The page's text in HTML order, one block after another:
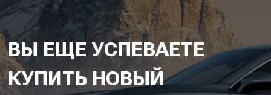
ВЫ ЕЩЕ УСПЕВАЕТЕ
КУПИТЬ НОВЫЙ